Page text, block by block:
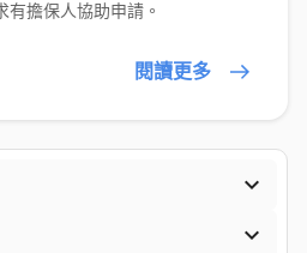
擔保人協助申請。
閱讀更多

